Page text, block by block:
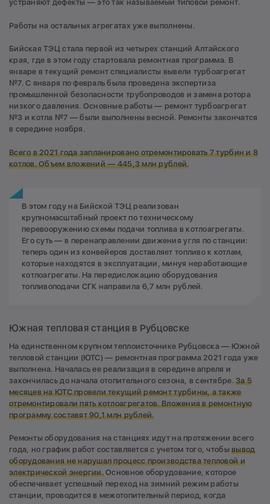
устраняют дефекты — это так называемый типовой ремонт.
Работы на остальных агрегатах уже выполнены.
Бийская ТЭЦ стала первой из четырех станций Алтайского
края, где в этом году стартовала ремонтная программа. В
январе в текущий ремонт специалисты вывели турбоагрегат
№7. С января по февраль была проведена экспертиза
промышленной безопасности трубопроводов и замена ротора
низкого давления. Основные работы — ремонт турбоагрегат
№3 и котла №7 — были выполнены весной. Ремонты закончатся
в середине ноября.
Всего в 2021 года запланировано отремонтировать 7 турбин и 8
котлов.Объем вложений —445,3 млн рублей.
В этом году на Бийской ТЭЦ реализован
крупномасштабный проект по техническому
перевооружению схемы подачи топлива в котлоагрегаты.
Его суть — в перенаправлении движения угля по станции:
теперь один из конвейеров доставляет топливо к котлам,
которые находятся в эксплуатации, минуя неработающие
котлоагрегаты. На передислокацию оборудования
топливоподачи СГК направила 6,7 млн рублей.
Южная тепловая станция в Рубцовске
На единственном крупном теплоисточнике Рубцовска — Южной
тепловой станции (ЮТС) — ремонтная программа 2021 года уже
выполнена. Началась ее реализация в середине апреля и
закончилась до начала отопительного сезона, в сентябре.За 5
месяцев на ЮТС провели текущий ремонт турбины, а также
отремонтировали пять котлоагрегатов. Вложения в ремонтную
программу составят 90,1 млн рублей.
Ремонты оборудования на станциях идут на протяжении всего
года, но график работ составляется с учетом того, чтобывывод
оборудования не нарушал процесс производства тепловой и
электрической энергии.Основное оборудование, которое
обеспечивает успешный переход на зимний режим работы
станции, проводится в межотопительный период, когда